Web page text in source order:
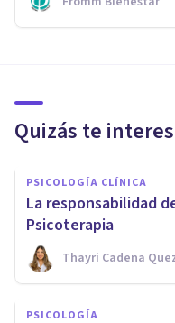
Quizás te
PSICOLOGÍA CLÍNICA
La responsabilidad
Psicoterapia
Thayri Cadena
PSICOLOGÍA